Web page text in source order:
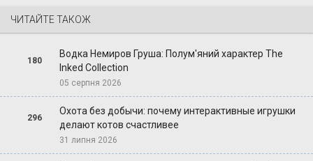
ЧИТАЙТЕ ТАКОЖ
180
Водка Немиров Груша: Полум'яний характер The
Inked Collection
05 серпня 2026
296
Охота без добычи: почему интерактивные игрушки
делают котов счастливее
31 липня 2026